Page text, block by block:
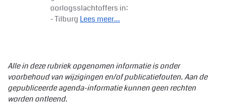
oorlogsslachtoffers in:
- Tilburg Lees meer...
Alle in deze rubriek opgenomen informatie is onder
voorbehoud van wijzigingen en/of publicatiefouten. Aan de
gepubliceerde agenda-informatie kunnen geen rechten
worden ontleend.